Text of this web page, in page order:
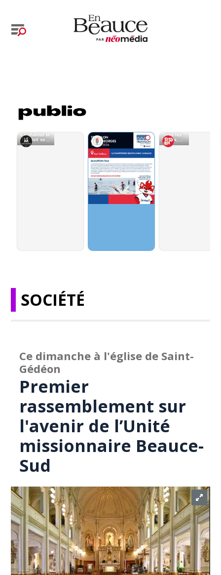
SOCIÉTÉ
Ce dimanche à l'église de Saint-
Gédéon
Premier
rassemblement sur
l'avenir de l’Unité
missionnaire Beauce-
Sud